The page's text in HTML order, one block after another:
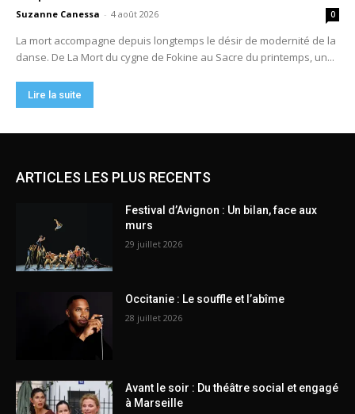
ARTICLES LES PLUS RECENTS
Festival d’Avignon : Un bilan, face aux
murs
29 juillet 2026
Occitanie : Le souffle et l’abîme
28 juillet 2026
Avant le soir : Du théâtre social et engagé
à Marseille